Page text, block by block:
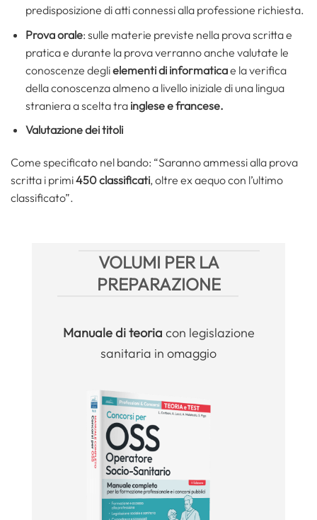
predisposizione di atti connessi alla professione richiesta.
Prova orale: sulle materie previste nella prova scritta e
pratica e durante la prova verranno anche valutate le
conoscenze deglielementi di informaticae la verifica
della conoscenza almeno a livello iniziale di una lingua
straniera a scelta tra inglese e francese.
Valutazione dei titoli
Come specificato nel bando: “Saranno ammessi alla prova
scritta i primi450 classificati, oltre ex aequo con l’ultimo
classificato”.
VOLUMI PER LA
PREPARAZIONE
Manualedi teoria con legislazione
sanitaria in omaggio